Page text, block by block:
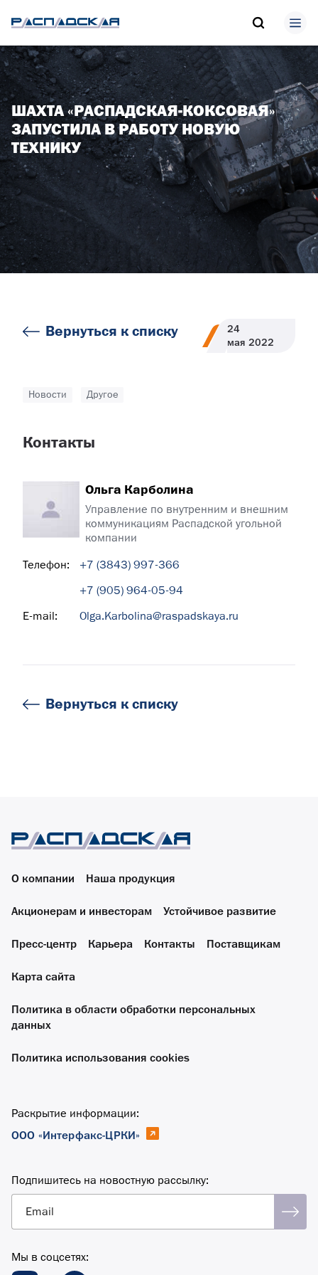
ШАХТА «РАСПАДСКАЯ-КОКСОВАЯ»
ЗАПУСТИЛА В РАБОТУ НОВУЮ
ТЕХНИКУ
Вернуться к списку
24
мая 2022
Новости Другое
Контакты
Ольга Карболина
Управление по внутренним и внешним
коммуникациям Распадской угольной
компании
Телефон:
+7 (3843) 997-366
+7 (905) 964-05-94
E-mail:
Olga.Karbolina@raspadskaya.ru
Вернуться к списку
О компании Наша продукция
Акционерам и инвесторам Устойчивое развитие
Пресс-центр Карьера Контакты Поставщикам
Карта сайта
Политика в области обработки персональных
данных
Политика использования cookies
Раскрытие информации:
ООО «Интерфакс-ЦРКИ»
Подпишитесь на новостную рассылку:
Email
Мы в соцсетях: